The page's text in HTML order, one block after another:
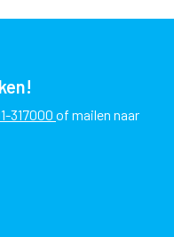
317000 of mailen naar